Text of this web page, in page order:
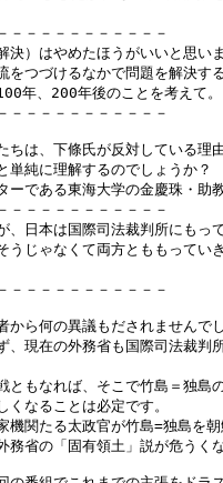
－－－－－－－－
）はやめたほうがいいと思い
をつづけるなかで問題を解決す
年、200年後のことを考えて。
－－－－－－－－
は、下條氏が反対している理
単純に理解するのでしょうか？
である東海大学の金慶珠・助
－－－－－－－－
日本は国際司法裁判所にもっ
うじゃなくて両方とももってい
－－－－－－－－
ら何の異議もだされませんで
、現在の外務省も国際司法裁判
もなれば、そこで竹島＝独島
なることは必定です。
関たる太政官が竹島=独島を朝
務省の「固有領土」説が危うく